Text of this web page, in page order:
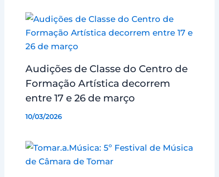
Audições de Classe do Centro de
Formação Artística decorrem
entre 17 e 26 de março
10/03/2026